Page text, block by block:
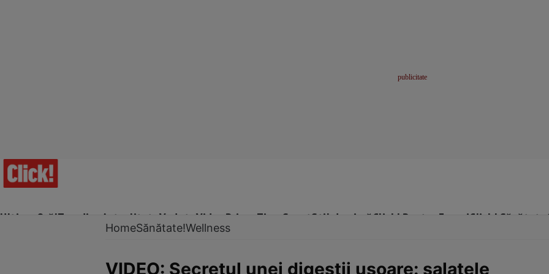
Ultima Oră!Trending Actualitate Vedete Video Prime Time SportStil de viațăClick! Pentru FemeiClick! Sănătate
HomeSănătate!Wellness
VIDEO: Secretul unei digestii uşoare: salatele